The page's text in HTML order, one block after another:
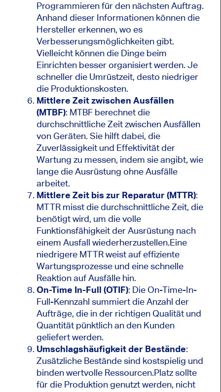
Programmieren für den nächsten Auftrag.
Anhand dieser Informationen können die
Hersteller erkennen, wo es
Verbesserungsmöglichkeiten gibt.
Vielleicht können die Dinge beim
Einrichten besser organisiert werden. Je
schneller die Umrüstzeit, desto niedriger
die Produktionskosten.
Mittlere Zeit zwischen Ausfällen
(MTBF): MTBF berechnet die
durchschnittliche Zeit zwischen Ausfällen
von Geräten. Sie hilft dabei, die
Zuverlässigkeit und Effektivität der
Wartung zu messen, indem sie angibt, wie
lange die Ausrüstung ohne Ausfälle
arbeitet.
Mittlere Zeit bis zur Reparatur (MTTR):
MTTR misst die durchschnittliche Zeit, die
benötigt wird, um die volle
Funktionsfähigkeit der Ausrüstung nach
einem Ausfall wiederherzustellen.Eine
niedrigere MTTR weist auf effiziente
Wartungsprozesse und eine schnelle
Reaktion auf Ausfälle hin.
On-Time In-Full (OTIF): Die On-Time-In-
Full-Kennzahl summiert die Anzahl der
Aufträge, die in der richtigen Qualität und
Quantität pünktlich an den Kunden
geliefert werden.
Umschlagshäufigkeit der Bestände:
Zusätzliche Bestände sind kostspielig und
binden wertvolle Ressourcen.Platz sollte
für die Produktion genutzt werden, nicht